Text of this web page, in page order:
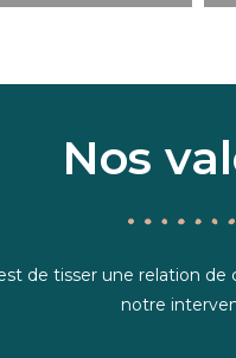
Nos
de tisser une relation
notre